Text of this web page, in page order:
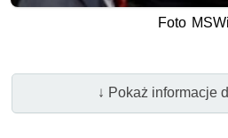
Foto
↓ Pokaż informacje